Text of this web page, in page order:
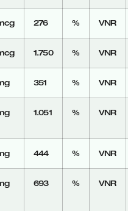
276 % VNR
1.750 % VNR
351 % VNR
1.051 % VNR
444 % VNR
693 % VNR